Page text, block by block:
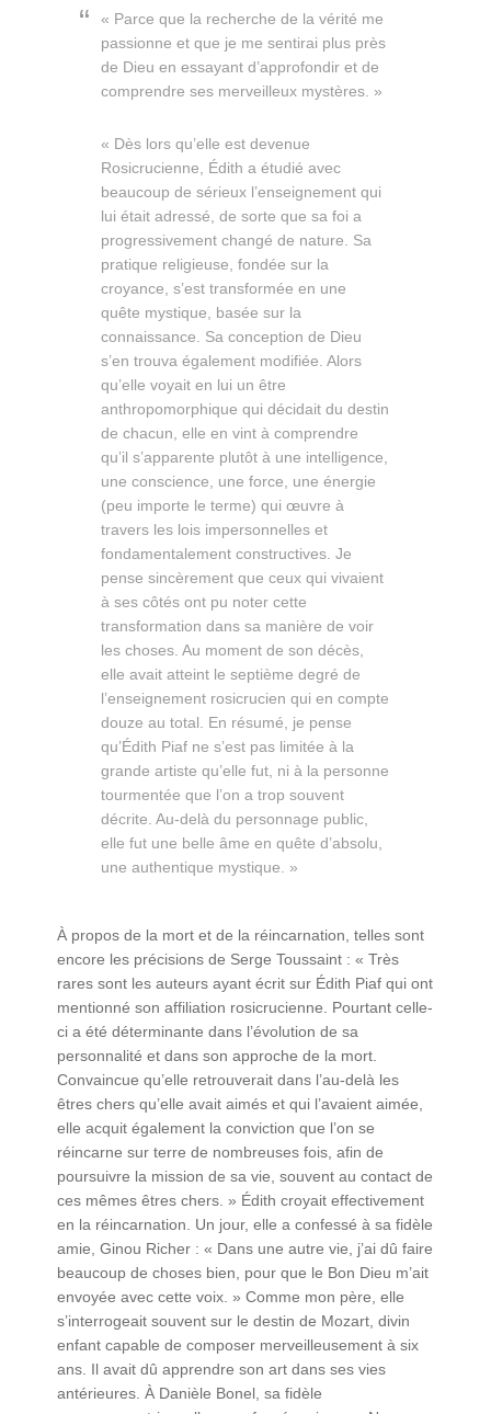
« Parce que la recherche de la vérité me
passionne et que je me sentirai plus près
de Dieu en essayant d’approfondir et de
comprendre ses merveilleux mystères. »
« Dès lors qu’elle est devenue
Rosicrucienne, Édith a étudié avec
beaucoup de sérieux l’enseignement qui
lui était adressé, de sorte que sa foi a
progressivement changé de nature. Sa
pratique religieuse, fondée sur la
croyance, s’est transformée en une
quête mystique, basée sur la
connaissance. Sa conception de Dieu
s’en trouva également modifiée. Alors
qu’elle voyait en lui un être
anthropomorphique qui décidait du destin
de chacun, elle en vint à comprendre
qu’il s’apparente plutôt à une intelligence,
une conscience, une force, une énergie
(peu importe le terme) qui œuvre à
travers les lois impersonnelles et
fondamentalement constructives. Je
pense sincèrement que ceux qui vivaient
à ses côtés ont pu noter cette
transformation dans sa manière de voir
les choses. Au moment de son décès,
elle avait atteint le septième degré de
l’enseignement rosicrucien qui en compte
douze au total. En résumé, je pense
qu’Édith Piaf ne s’est pas limitée à la
grande artiste qu’elle fut, ni à la personne
tourmentée que l’on a trop souvent
décrite. Au-delà du personnage public,
elle fut une belle âme en quête d’absolu,
une authentique mystique. »
À propos de la mort et de la réincarnation, telles sont
encore les précisions de Serge Toussaint : « Très
rares sont les auteurs ayant écrit sur Édith Piaf qui ont
mentionné son affiliation rosicrucienne. Pourtant celle-
ci a été déterminante dans l’évolution de sa
personnalité et dans son approche de la mort.
Convaincue qu’elle retrouverait dans l’au-delà les
êtres chers qu’elle avait aimés et qui l’avaient aimée,
elle acquit également la conviction que l’on se
réincarne sur terre de nombreuses fois, afin de
poursuivre la mission de sa vie, souvent au contact de
ces mêmes êtres chers. » Édith croyait effectivement
en la réincarnation. Un jour, elle a confessé à sa fidèle
amie, Ginou Richer : « Dans une autre vie, j’ai dû faire
beaucoup de choses bien, pour que le Bon Dieu m’ait
envoyée avec cette voix. » Comme mon père, elle
s’interrogeait souvent sur le destin de Mozart, divin
enfant capable de composer merveilleusement à six
ans. Il avait dû apprendre son art dans ses vies
antérieures. À Danièle Bonel, sa fidèle